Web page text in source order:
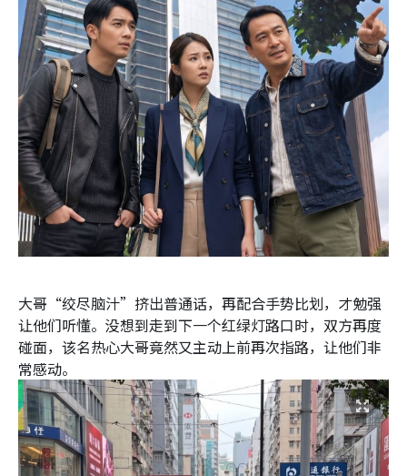
大哥“绞尽脑汁”挤出普通话，再配合手势比划，才勉强
让他们听懂。没想到走到下一个红绿灯路口时，双方再度
碰面，该名热心大哥竟然又主动上前再次指路，让他们非
常感动。